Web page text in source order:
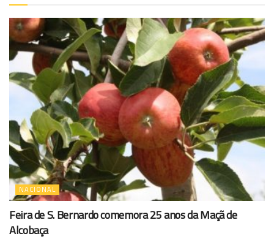
NACIONAL
Feira de S. Bernardo comemora 25 anos da Maçã de
Alcobaça